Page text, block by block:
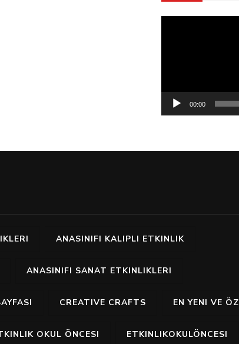
00:00
ANASINIFI KALIPLI ETKINLIK
ANASINIFI SANAT ETKINLIKLERI
CREATIVE CRAFTS EN YENI VE
OKUL ÖNCESI ETKINLIKOKULÖNCESI